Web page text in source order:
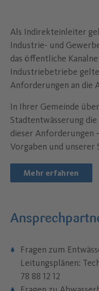
Als Indirekteinleiter
Industrie- und
das öffentliche
Industriebetriebe
Anforderungen an die
In Ihrer Gemeinde
Stadtentwässerung
dieser Anforderungen
Vorgaben und unserer
Mehr erfahren
Fragen zum
Leitungsplänen:
78 88 12 12